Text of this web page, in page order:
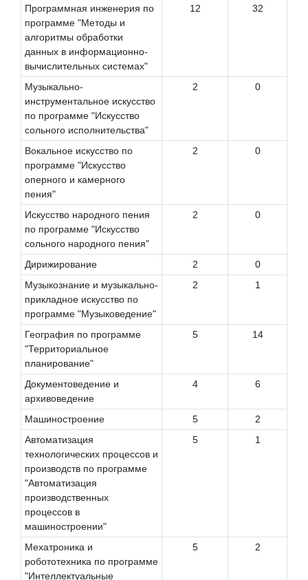
Программная инженерия по
программе "Методы и
алгоритмы обработки
данных в информационно-
вычислительных системах"
12 32
Музыкально-
инструментальное искусство
по программе "Искусство
сольного исполнительства"
2 0
Вокальное искусство по
программе "Искусство
оперного и камерного
пения"
2 0
Искусство народного пения
по программе "Искусство
сольного народного пения"
2 0
Дирижирование 2
0
Музыкознание и музыкально-
прикладное искусство по
программе "Музыковедение"
2 1
География по программе
"Территориальное
планирование"
5 14
Документоведение и
архивоведение
4 6
Машиностроение 5
2
Автоматизация
технологических процессов и
производств по программе
"Автоматизация
производственных
процессов в
машиностроении"
5 1
Мехатроника и
робототехника по программе
"Интеллектуальные
5 2